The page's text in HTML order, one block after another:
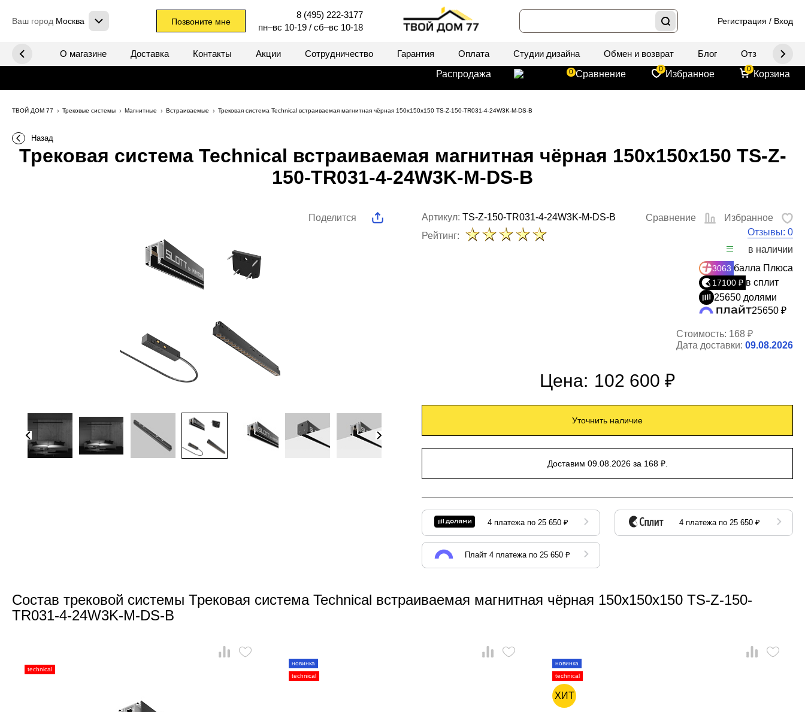
Ваш город Москва Позвоните мне
8 (495) 222-3177
пн–вс 10-19 / сб–вс 10-18
Регистрация / Вход
систем О магазине Доставка Контакты Акции Сотрудничество Гарантия Оплата Студии дизайна Обмен и возврат Блог Отзывы
Распродажа
0 Сравнение 0 Избранное 0 Корзина
ТВОЙ ДОМ 77 Трековые системы Магнитные Встраиваемые Трековая система Technical встраиваемая магнитная чёрная 150x150x150 TS-Z-150-TR031-4-24W3K-M-DS-B
Назад
Трековая система Technical встраиваемая магнитная чёрная 150x150x150 TS-Z-
150-TR031-4-24W3K-M-DS-B
Поделится Артикул: TS-Z-150-TR031-4-24W3K-M-DS-B Сравнение
Избранное
Рейтинг:
Отзывы: 0
в наличии
3063 балла Плюса
17100 ₽ в сплит
25650 долями
25650 ₽
Стоимость: 168 ₽
Дата доставки: 09.08.2026
Цена: 102 600 ₽
Уточнить наличие
Доставим 09.08.2026 за 168 ₽.
4 платежа по 25 650 ₽ 4 платежа по 25 650 ₽
Плайт 4 платежа по 25 650 ₽
Состав трековой системы Трековая система Technical встраиваемая магнитная чёрная 150x150x150 TS-Z-150-
TR031-4-24W3K-M-DS-B
technical
новинка
technical
новинка
technical
ХИТ